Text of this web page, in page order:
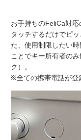
お手持ちのFeliCa対
タッチするだけでピ
た、使用制限したい
ことでキー所有者の
ク）。
※全ての携帯電話が登